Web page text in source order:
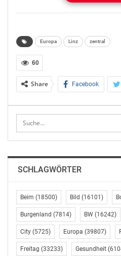
LANDSCHAFT, DIE
STRUKTURIERTE
WETTBEWERBSVORTEIL FÜR
Die TOMORIS GmbH ist
die Bedürfnisse
spezialisiert. Angesichts
Landschaften und
gewinnen strukturierte IT-
Infrastrukturen zunehmend
Automatisierung und
persönlichem
Nachvollziehbarkeit:
Dienstleistern oft zu kurz
weg vom reinen
Consultant ist dabei prägend.
Europa Linz zentral
60
Share Facebook
SCHLAGWÖRTER
Beim (18500) Bild (16101)
Burgenland (7814) BW (16242)
City (5725) Europa (39807)
Freitag (33233) Gesundheit